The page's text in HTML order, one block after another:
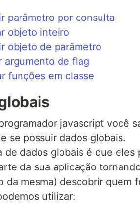
parâmetro por consulta
objeto inteiro
objeto de parâmetro
argumento de flag
funções em classe
javascript você
se possuir dados globais.
de dados globais é que eles
da sua aplicação
da mesma) descobrir quem
utilizar: